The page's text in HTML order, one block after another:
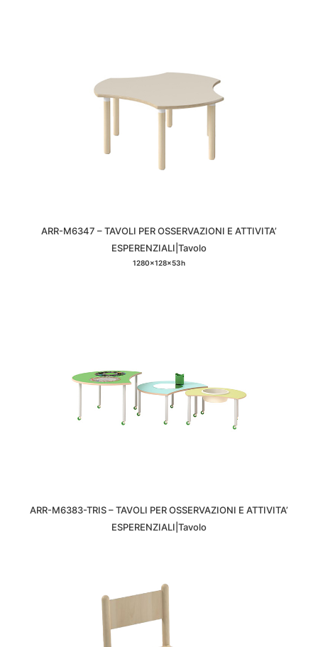
ARR-M6347 – TAVOLI PER OSSERVAZIONI E ATTIVITA’
ESPERENZIALI|Tavolo
1280x128x53h
ARR-M6383-TRIS – TAVOLI PER OSSERVAZIONI E ATTIVITA’
ESPERENZIALI|Tavolo